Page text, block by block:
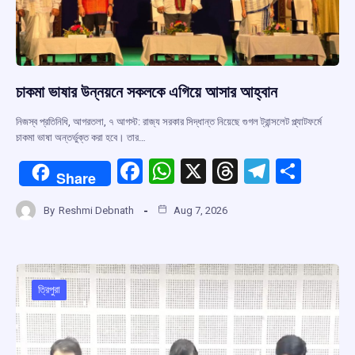
চাকমা ভাষার উন্নয়নে সকলকে এগিয়ে আসার আহ্বান
নিজস্ব প্রতিনিধি, আগরতলা, ৭ আগস্ট: রাজ্য সরকার সিদ্ধান্ত নিয়েছে গুগল ট্রান্সলেট প্ল্যাটফর্মে
চাকমা ভাষা অন্তর্ভুক্ত করা হবে। তার…
Share
F
ce
o
o
k
W
at
A
p
p
X
T
d
s
T
a
m
By Reshmi Debnath Aug 7, 2026
ত্রিপুরা